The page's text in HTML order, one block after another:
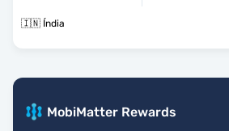
🇮🇳 Índia
MobiMatter Rewards